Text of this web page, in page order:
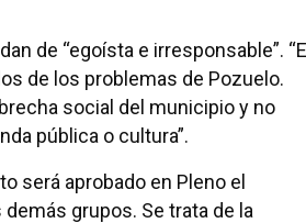
de “egoísta e irresponsable”.
de los problemas de Pozuelo.
social del municipio y no
pública o cultura”.
será aprobado en Pleno el
grupos. Se trata de la